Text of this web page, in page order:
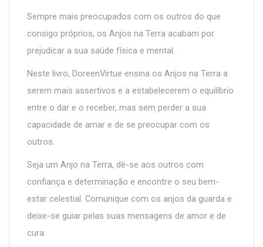
Sempre mais preocupados com os outros do que
consigo próprios, os Anjos na Terra acabam por
prejudicar a sua saúde física e mental.
Neste livro, DoreenVirtue ensina os Anjos na Terra a
serem mais assertivos e a estabelecerem o equilíbrio
entre o dar e o receber, mas sem perder a sua
capacidade de amar e de se preocupar com os
outros.
Seja um Anjo na Terra, dê-se aos outros com
confiança e determinação e encontre o seu bem-
estar celestial. Comunique com os anjos da guarda e
deixe-se guiar pelas suas mensagens de amor e de
cura.